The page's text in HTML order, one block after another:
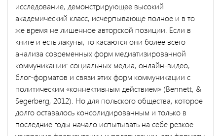
исследование, демонстрирующее высокий
академический класс, исчерпывающе полное и в то
же время не лишенное авторской позиции. Если в
книге и есть лакуны, то касаются они более всего
анализа современных форм медиатизированной
коммуникации: социальных медиа, онлайн-видео,
блог-форматов и связи этих форм коммуникации с
политическим «коннективным действием» (Bennett, &
Segerberg, 2012). Но для польского общества, которое
долго оставалось консолидированным и только в
последние годы начало испытывать на себе резкое